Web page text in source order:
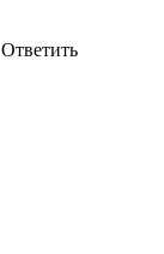
Ответить